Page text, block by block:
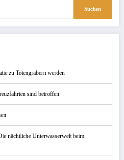
Suchen
zu Totengräbern werden
sind betroffen
nächtliche Unterwasserwelt beim